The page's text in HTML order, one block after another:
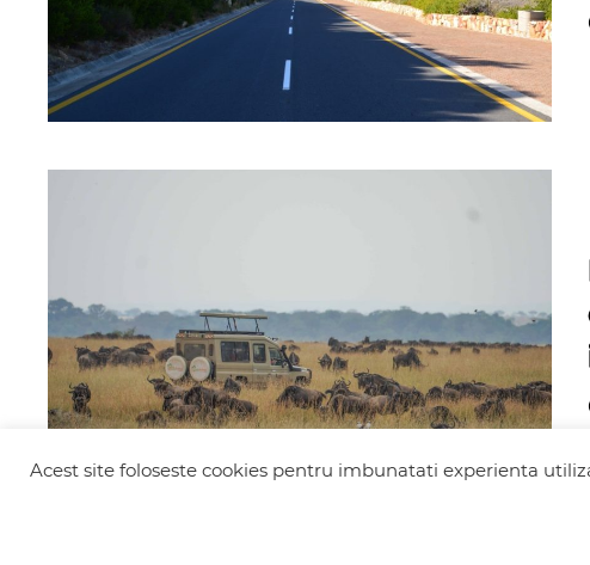
Acest site foloseste cookies pentru imbunatati experienta